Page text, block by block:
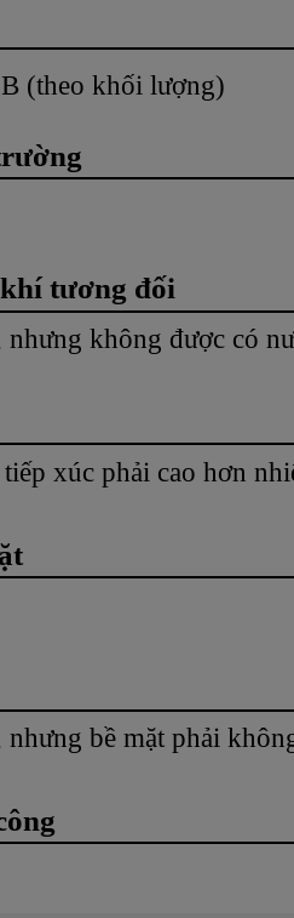
(theo khối lượng)
tương đối
không được có
xúc phải cao hơn
bề mặt phải